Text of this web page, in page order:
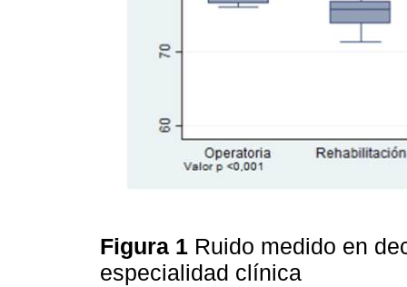
Figura 1 Ruido medido en
especialidad clínica